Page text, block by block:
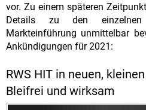
vor. Zu einem späteren
Details zu den
Markteinführung unmittelbar
Ankündigungen für 2021:
RWS HIT in neuen,
Bleifrei und wirksam